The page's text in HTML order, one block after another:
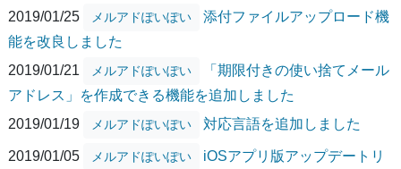
2019/01/25
メルアドぽいぽい
添付ファイルアップロード機
能を改良しました
2019/01/21
メルアドぽいぽい
「期限付きの使い捨てメール
アドレス」を作成できる機能を追加しました
2019/01/19
メルアドぽいぽい 対応言語を追加しました
2019/01/05 メルアドぽいぽい
iOSアプリ版アップデートリ